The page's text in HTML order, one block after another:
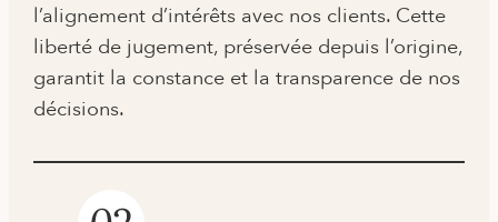
l’alignement d’intérêts avec nos clients. Cette
liberté de jugement, préservée depuis l’origine,
garantit la constance et la transparence de nos
décisions.